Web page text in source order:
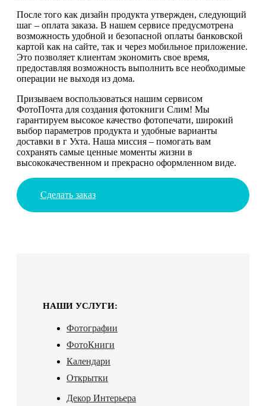
После того как дизайн продукта утвержден, следующий
шаг – оплата заказа. В нашем сервисе предусмотрена
возможность удобной и безопасной оплаты банковской
картой как на сайте, так и через мобильное приложение.
Это позволяет клиентам экономить свое время,
предоставляя возможность выполнить все необходимые
операции не выходя из дома.
Призываем воспользоваться нашим сервисом
ФотоПочта для создания фотокниги Слим! Мы
гарантируем высокое качество фотопечати, широкий
выбор параметров продукта и удобные варианты
доставки в г Ухта. Наша миссия – помогать вам
сохранять самые ценные моменты жизни в
высококачественном и прекрасно оформленном виде.
Сделать заказ
НАШИ УСЛУГИ:
Фотографии
ФотоКниги
Календари
Открытки
Декор Интерьера